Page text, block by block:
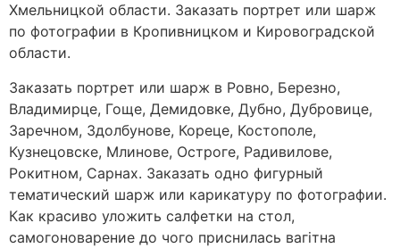
Хмельницкой области. Заказать портрет или шарж
по фотографии в Кропивницком и Кировоградской
области.
Заказать портрет или шарж в Ровно, Березно,
Владимирце, Гоще, Демидовке, Дубно, Дубровице,
Заречном, Здолбунове, Кореце, Костополе,
Кузнецовске, Млинове, Остроге, Радивилове,
Рокитном, Сарнах. Заказать одно фигурный
тематический шарж или карикатуру по фотографии.
Как красиво уложить салфетки на стол,
самогоноварение до чого приснилась вагітна